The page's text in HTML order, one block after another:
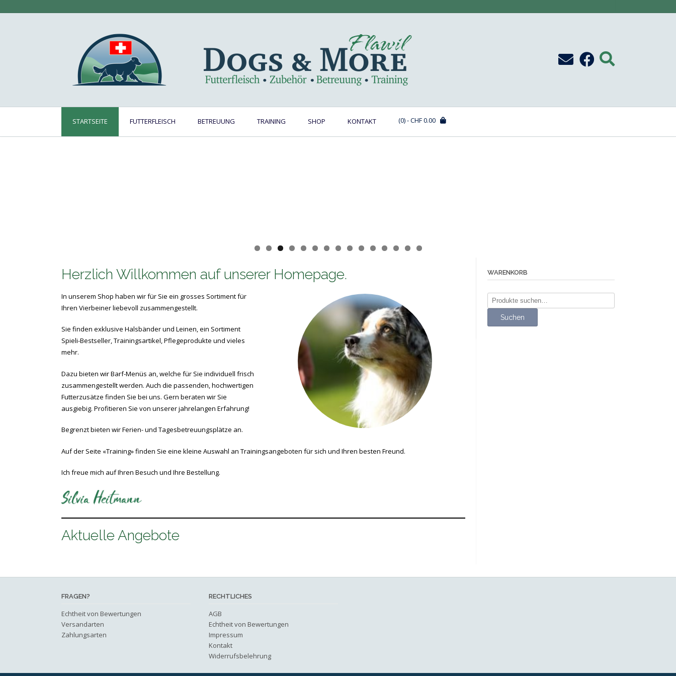
to
STARTSEITE FUTTERFLEISCH BETREUUNG TRAINING SHOP KONTAKT (0)- CHF 0.00
Herzlich Willkommen auf unserer Homepage.
In unserem Shop haben wir für Sie ein grosses Sortiment für
Ihren Vierbeiner liebevoll zusammengestellt.
Sie finden exklusive Halsbänder und Leinen, ein Sortiment
Spieli-Bestseller, Trainingsartikel, Pflegeprodukte und vieles
mehr.
Dazu bieten wir Barf-Menüs an, welche für Sie individuell frisch
zusammengestellt werden. Auch die passenden, hochwertigen
Futterzusätze finden Sie bei uns. Gern beraten wir Sie
ausgiebig. Profitieren Sie von unserer jahrelangen Erfahrung!
Begrenzt bieten wir Ferien- und Tagesbetreuungsplätze an.
Auf der Seite «Training» finden Sie eine kleine Auswahl an Trainingsangeboten für sich und Ihren besten Freund.
Ich freue mich auf Ihren Besuch und Ihre Bestellung.
Aktuelle Angebote
WARENKORB
Suche
nach:
Suchen
FRAGEN?
Echtheit von Bewertungen
Versandarten
Zahlungsarten
RECHTLICHES
AGB
Echtheit von Bewertungen
Impressum
Kontakt
Widerrufsbelehrung